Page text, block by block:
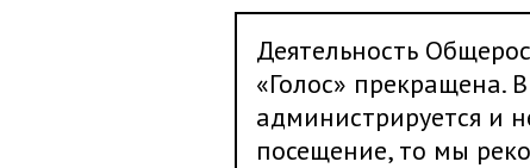
Деятельность
«Голос» прекращена.
администрируется и
посещение, то мы